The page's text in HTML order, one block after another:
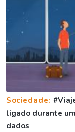
Sociedade:
ligado durante
dados